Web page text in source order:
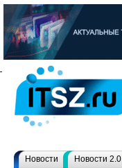
Новости Новости 2.0